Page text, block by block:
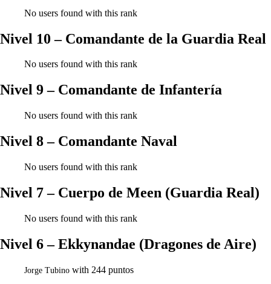
No users found with this rank
Nivel 10 – Comandante de la Guardia Real
No users found with this rank
Nivel 9 – Comandante de Infantería
No users found with this rank
Nivel 8 – Comandante Naval
No users found with this rank
Nivel 7 – Cuerpo de Meen (Guardia Real)
No users found with this rank
Nivel 6 – Ekkynandae (Dragones de Aire)
Jorge Tubino with 244 puntos